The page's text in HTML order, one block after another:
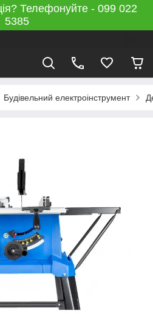
Телефонуйте - 099 022
5385
Будівельний електроінструмент